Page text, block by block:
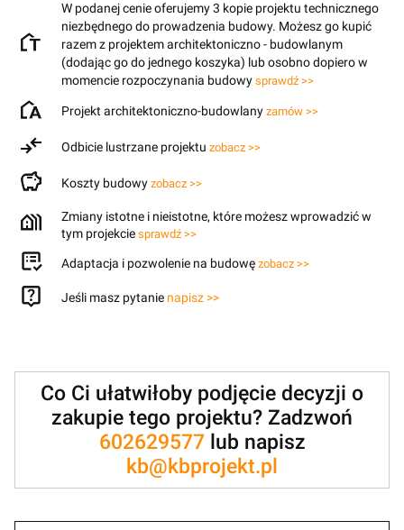
W podanej cenie oferujemy 3 kopie projektu technicznego
niezbędnego do prowadzenia budowy. Możesz go kupić
razem z projektem architektoniczno - budowlanym
(dodając go do jednego koszyka) lub osobno dopiero w
momencie rozpoczynania budowy sprawdź >>
Projekt architektoniczno-budowlany zamów >>
Odbicie lustrzane projektu zobacz >>
Koszty budowy zobacz >>
Zmiany istotne i nieistotne, które możesz wprowadzić w
tym projekcie sprawdź >>
Adaptacja i pozwolenie na budowę zobacz >>
Jeśli masz pytanie napisz >>
Co Ci ułatwiłoby podjęcie decyzji o
zakupie tego projektu? Zadzwoń
602629577lub napisz
kb@kbprojekt.pl